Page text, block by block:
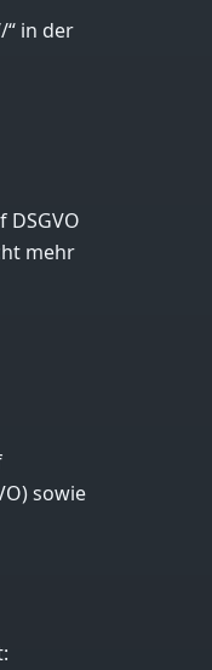
“ in der
mehr
sowie